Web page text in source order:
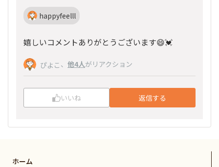
happyfeelll
嬉しいコメントありがとうございます😄💓
ぴよこ 、 他4人がリアクション
いいね 返信する
ホーム